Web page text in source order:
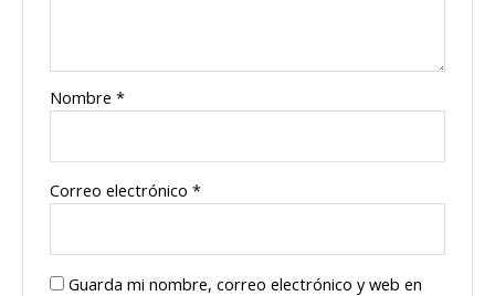
Nombre*
Correo electrónico*
Guarda mi nombre, correo electrónico y web en